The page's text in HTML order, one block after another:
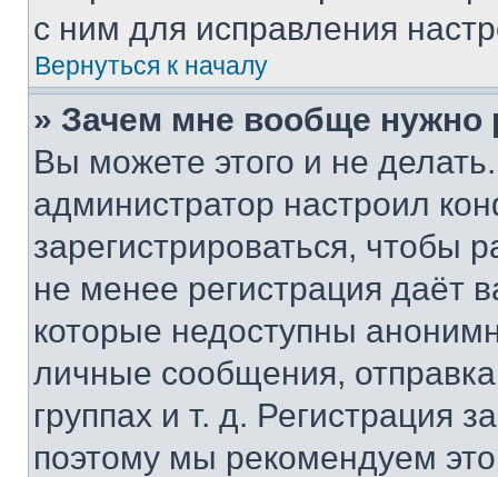
с ним для исправления
Вернуться к началу
» Зачем мне вообще нужно
Вы можете этого и не
администратор настроил
зарегистрироваться, чтобы
не менее регистрация даёт
которые недоступны
личные сообщения,
группах и т. д. Регистрация
поэтому мы рекомендуем